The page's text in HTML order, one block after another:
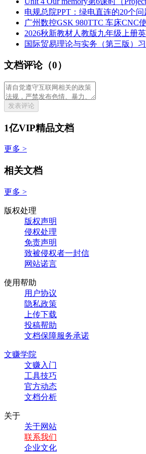
电规总院PPT：绿电直连的20个
广州数控GSK 980TTC 车床CNC
2026秋新教材人教版九年级上册
国际贸易理论与实务（第三版）
文档评论（0）
发表评论
1亿VIP精品文档
更多 >
相关文档
更多 >
版权处理
版权声明
侵权处理
免责声明
致被侵权者一封信
网站诺言
使用帮助
用户协议
隐私政策
上传下载
投稿帮助
文档保障服务承诺
文赚学院
文赚入门
工具技巧
官方动态
文档分析
关于
关于网站
联系我们
企业文化